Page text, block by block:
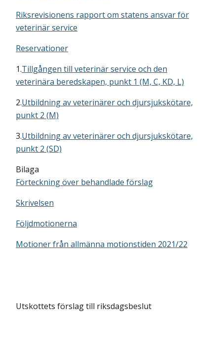
Riksrevisionens rapport om statens ansvar för
veterinär service
Reservationer
1.Tillgången till veterinär service och den
veterinära beredskapen, punkt 1 (M, C, KD, L)
2.Utbildning av veterinärer och djursjukskötare,
punkt 2 (M)
3.Utbildning av veterinärer och djursjukskötare,
punkt 2 (SD)
Bilaga
Förteckning över behandlade förslag
Skrivelsen
Följdmotionerna
Motioner från allmänna motionstiden 2021/22
Utskottets förslag till riksdagsbeslut